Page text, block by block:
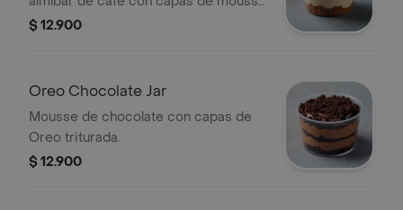
de tiramisú y Oreo.
$ 12.900
Oreo Chocolate Jar
Mousse de chocolate con capas de
Oreo triturada.
$ 12.900